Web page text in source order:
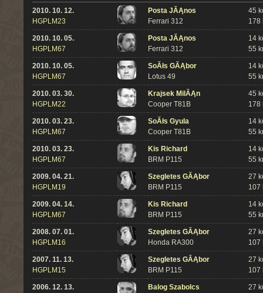
2010. 10. 12.
HGPLM23
Posta JĂĄnos
Ferrari 312
45
178
2010. 10. 05.
HGPLM67
Posta JĂĄnos
Ferrari 312
14
55
2010. 10. 05.
HGPLM67
SoĂłs GĂĄbor
Lotus 49
14
55
2010. 03. 30.
HGPLM22
Krajsek MilĂĄn
Cooper T81B
45
178
2010. 03. 23.
HGPLM67
SoĂłs Gyula
Cooper T81B
14
55
2010. 03. 23.
HGPLM67
Kis Richard
BRM P115
14
55
2009. 04. 21.
HGPLM19
Szegletes GĂĄbor
BRM P115
27
107
2009. 04. 14.
HGPLM67
Kis Richard
BRM P115
14
55
2008. 07. 01.
HGPLM16
Szegletes GĂĄbor
Honda RA300
27
107
2007. 11. 13.
HGPLM15
Szegletes GĂĄbor
BRM P115
27
107
2006. 12. 13.
Balog Szabolcs
27